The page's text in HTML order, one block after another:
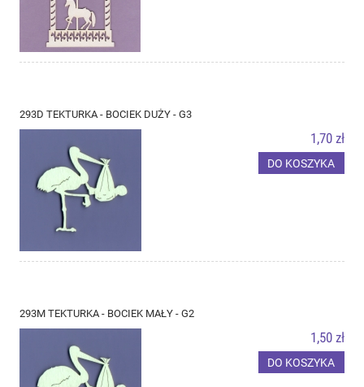
293D TEKTURKA - BOCIEK DUŻY - G3
1,70 zł
DO KOSZYKA
293M TEKTURKA - BOCIEK MAŁY - G2
1,50 zł
DO KOSZYKA